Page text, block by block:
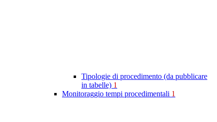
Tipologie di procedimento (da pubblicare
in tabelle) 1
Monitoraggio tempi procedimentali 1